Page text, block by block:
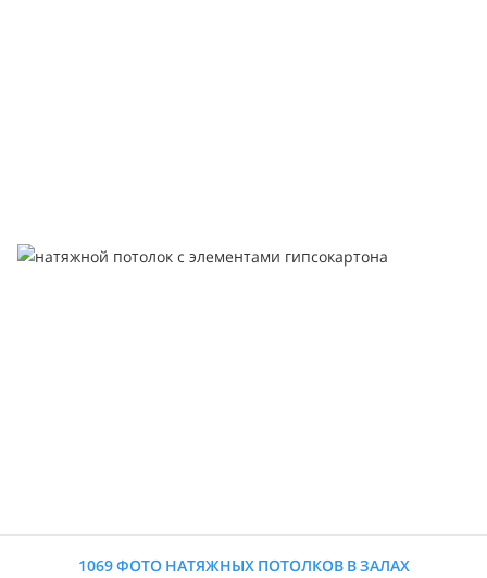
1069 ФОТО НАТЯЖНЫХ ПОТОЛКОВ В ЗАЛАХ